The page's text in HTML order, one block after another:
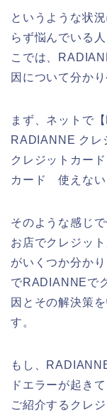
というような状
らず悩んでいる
こでは、
因について分か
まず、ネットで
RADIANNE ク
クレジットカー
カード 使えない
そのような感じ
お店でクレジッ
がいくつか分か
でRADIANNEで
因とその解決策
す。
もし、
ドエラーが起き
ご紹介するクレ